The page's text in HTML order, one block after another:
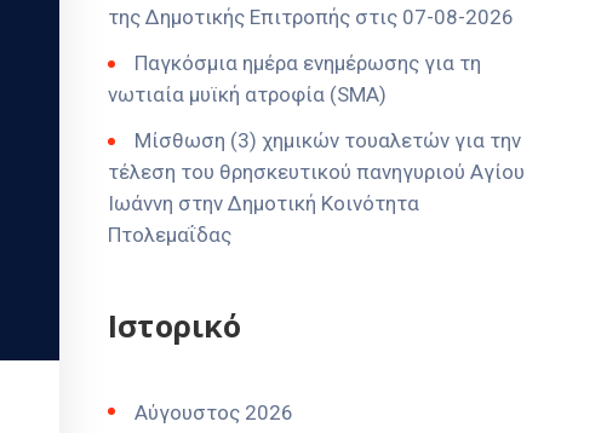
της Δημοτικής Επιτροπής στις 07-08-2026
Παγκόσμια ημέρα ενημέρωσης για τη
νωτιαία μυϊκή ατροφία (SMA)
Μίσθωση (3) χημικών τουαλετών για την
τέλεση του θρησκευτικού πανηγυριού Αγίου
Ιωάννη στην Δημοτική Κοινότητα
Πτολεμαΐδας
Ιστορικό
Αύγουστος 2026